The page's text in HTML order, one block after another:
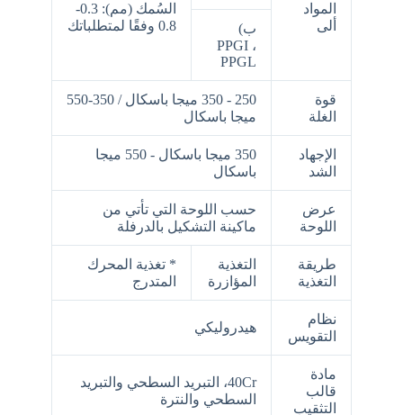
المواد
ألى
السُمك (مم): 0.3-
0.8 وفقًا لمتطلباتك
ب)
PPGI ،
PPGL
قوة
الغلة
250 - 350 ميجا باسكال / 350-550
ميجا باسكال
الإجهاد
الشد
350 ميجا باسكال - 550 ميجا
باسكال
عرض
اللوحة
حسب اللوحة التي تأتي من
ماكينة التشكيل بالدرفلة
طريقة
التغذية
التغذية
المؤازرة
* تغذية المحرك
المتدرج
نظام
التقويس
هيدروليكي
مادة
قالب
التثقيب
40Cr، التبريد السطحي والتبريد
السطحي والنترة